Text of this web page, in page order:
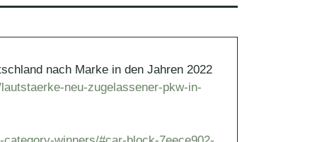
nach Marke in den Jahren 2022
neu-zugelassener-pkw-in-